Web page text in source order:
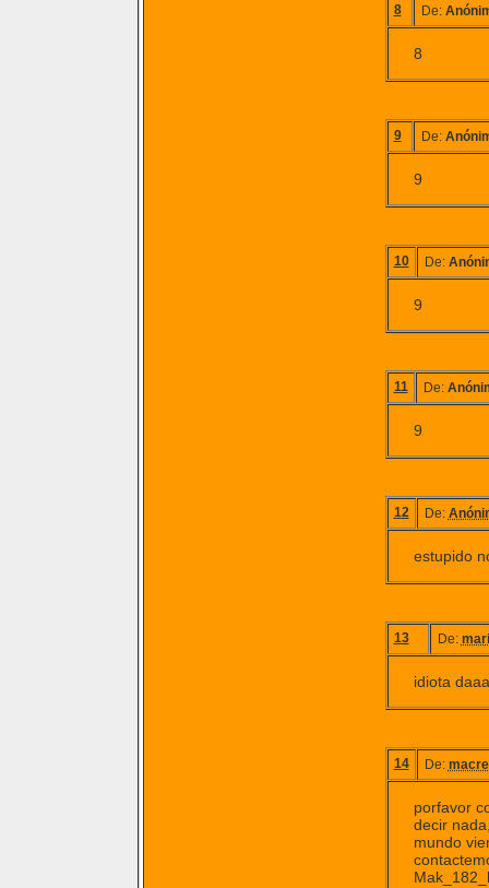
8 De:
8
9 De:
9
10 De:
9
11 De:
9
12 De:
estupido
13 De:
idiota
14 De:
porfavor
decir
mundo